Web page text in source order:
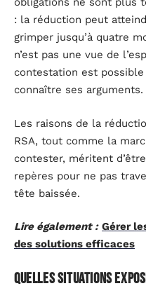
: la réduction peut
grimper jusqu’à quatre
n’est pas une vue de
contestation est
connaître ses arguments.
Les raisons de la
RSA, tout comme la
contester, méritent
repères pour ne pas
tête baissée.
Lire également : Gérer
des solutions efficaces
Quelles situations